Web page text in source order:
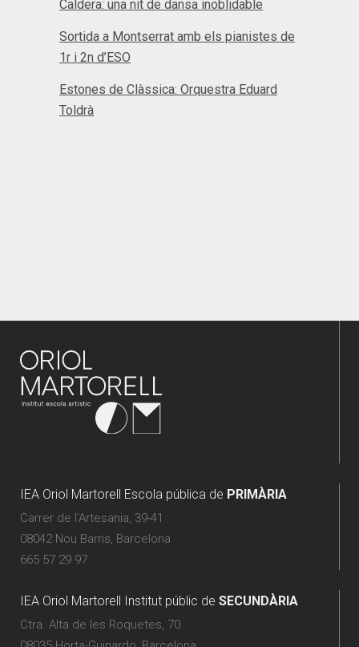
Caldera: una nit de dansa inoblidable
Sortida a Montserrat amb els pianistes de
1r i 2n d’ESO
Estones de Clàssica: Orquestra Eduard
Toldrà
IEA Oriol Martorell Escola pública de PRIMÀRIA
Carrer de l’Artesania, 39-41
08042 Nou Barris, Barcelona
665 57 29 97
IEA Oriol Martorell Institut públic de SECUNDÀRIA
Ctra. Alta de les Roquetes, 70